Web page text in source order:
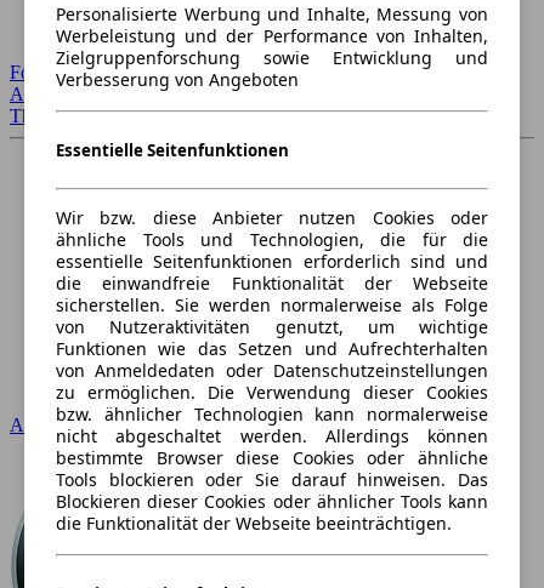
Forum Startseite
Alle Auto-Foren
Themen-Forum
Audi
Personalisierte Werbung und Inhalte, Messung von
Werbeleistung und der Performance von Inhalten,
Zielgruppenforschung sowie Entwicklung und
Verbesserung von Angeboten
Essentielle Seitenfunktionen
Wir bzw. diese Anbieter nutzen Cookies oder
ähnliche Tools und Technologien, die für die
essentielle Seitenfunktionen erforderlich sind und
die einwandfreie Funktionalität der Webseite
sicherstellen. Sie werden normalerweise als Folge
von Nutzeraktivitäten genutzt, um wichtige
Funktionen wie das Setzen und Aufrechterhalten
von Anmeldedaten oder Datenschutzeinstellungen
zu ermöglichen. Die Verwendung dieser Cookies
bzw. ähnlicher Technologien kann normalerweise
nicht abgeschaltet werden. Allerdings können
bestimmte Browser diese Cookies oder ähnliche
Tools blockieren oder Sie darauf hinweisen. Das
Blockieren dieser Cookies oder ähnlicher Tools kann
die Funktionalität der Webseite beeinträchtigen.